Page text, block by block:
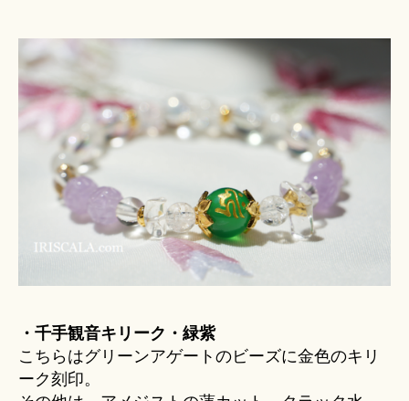
・千手観音キリーク・緑紫
こちらはグリーンアゲートのビーズに金色のキリ
ーク刻印。